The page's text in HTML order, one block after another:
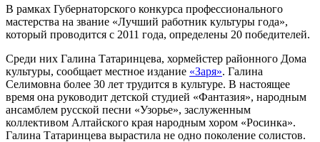
В рамках Губернаторского конкурса профессионального
мастерства на звание «Лучший работник культуры года»,
который проводится с 2011 года, определены 20 победителей.
Среди них Галина Татаринцева, хормейстер районного Дома
культуры, сообщает местное издание «Заря». Галина
Селимовна более 30 лет трудится в культуре. В настоящее
время она руководит детской студией «Фантазия», народным
ансамблем русской песни «Узорье», заслуженным
коллективом Алтайского края народным хором «Росинка».
Галина Татаринцева вырастила не одно поколение солистов.